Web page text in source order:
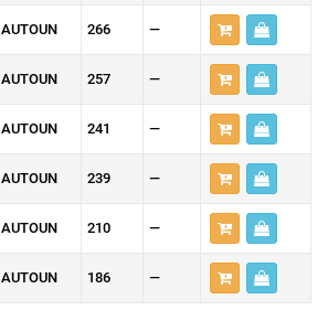
AUTOUN 266 —
AUTOUN 257 —
AUTOUN 241 —
AUTOUN 239 —
AUTOUN 210 —
AUTOUN 186 —